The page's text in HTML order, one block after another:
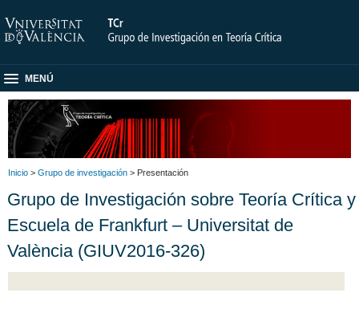
MENÚ
Inicio > Grupo de investigación > Presentación
Grupo de Investigación sobre Teoría Crítica y
Escuela de Frankfurt – Universitat de
València (GIUV2016-326)